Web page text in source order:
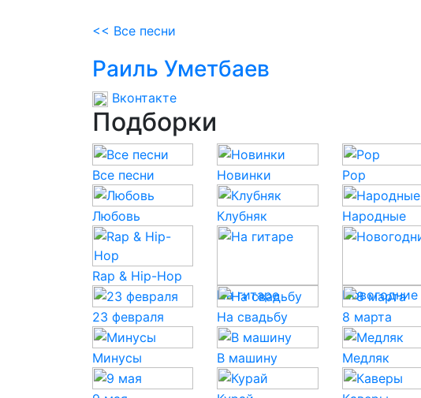
<< Все песни
Раиль Уметбаев
Вконтакте
Подборки
Все песни Новинки Pop
Любовь Клубняк Народные
Rap & Hip-Hop
На гитаре
Новогодние
23 февраля
На свадьбу 8 марта
Минусы В машину Медляк